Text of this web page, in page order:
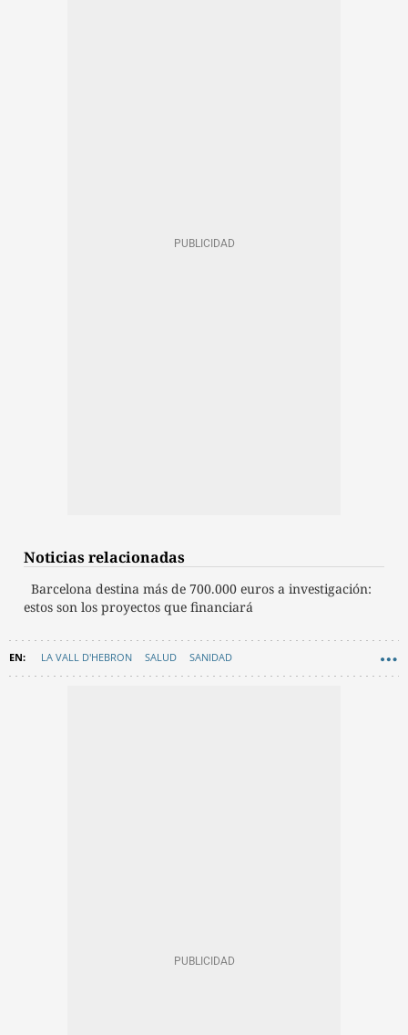
Noticias relacionadas
Barcelona destina más de 700.000 euros a investigación:
estos son los proyectos que financiará
LA VALL D'HEBRON SALUD SANIDAD